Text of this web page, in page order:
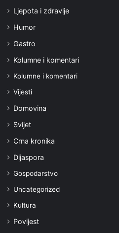
Ljepota i zdravlje
Humor
Gastro
Kolumne i komentari
Kolumne i komentari
Vijesti
Domovina
Svijet
Crna kronika
Dijaspora
Gospodarstvo
Uncategorized
Kultura
Povijest